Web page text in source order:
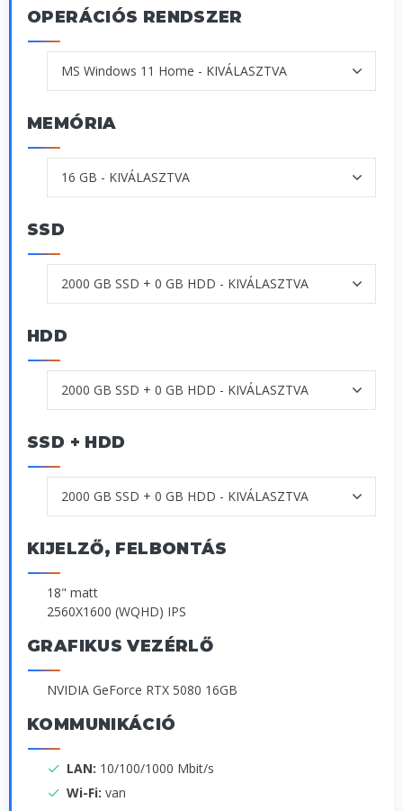
OPERÁCIÓS RENDSZER
MEMÓRIA
SSD
HDD
SSD + HDD
KIJELZŐ, FELBONTÁS
18" matt
2560X1600 (WQHD) IPS
GRAFIKUS VEZÉRLŐ
NVIDIA GeForce RTX 5080 16GB
KOMMUNIKÁCIÓ
LAN: 10/100/1000 Mbit/s
Wi-Fi: van